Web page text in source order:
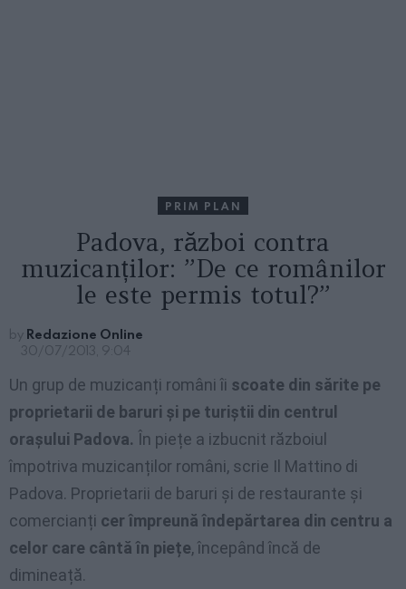
PRIM PLAN
Padova, război contra
muzicanților: ”De ce românilor
le este permis totul?”
by Redazione Online
30/07/2013, 9:04
Un grup de muzicanți români îi scoate din sărite pe
proprietarii de baruri și pe turiștii din centrul
orașului Padova. În piețe a izbucnit războiul
împotriva muzicanților români, scrie Il Mattino di
Padova. Proprietarii de baruri și de restaurante și
comercianți cer împreună îndepărtarea din centru a
celor care cântă în piețe, începând încă de
dimineață.